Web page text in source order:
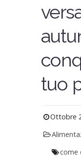
tuo
Ottobre
come